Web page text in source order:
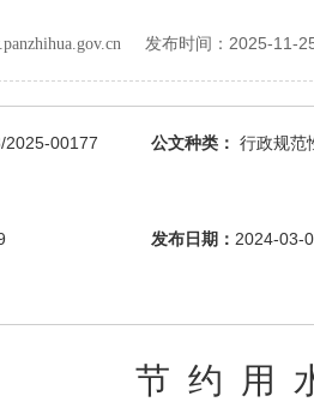
发布时间： 2025-11-
2025-00177 公文种类： 行政规范
发布日期： 2024-03-
节 约 用